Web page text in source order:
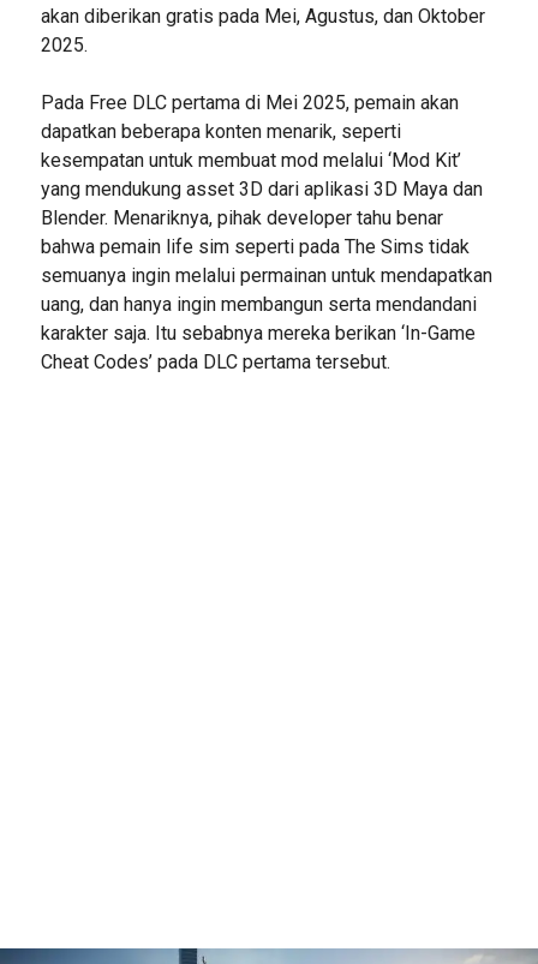
akan diberikan gratis pada Mei, Agustus, dan Oktober
2025.
Pada Free DLC pertama di Mei 2025, pemain akan
dapatkan beberapa konten menarik, seperti
kesempatan untuk membuat mod melalui ‘Mod Kit’
yang mendukung asset 3D dari aplikasi 3D Maya dan
Blender. Menariknya, pihak developer tahu benar
bahwa pemain life sim seperti pada The Sims tidak
semuanya ingin melalui permainan untuk mendapatkan
uang, dan hanya ingin membangun serta mendandani
karakter saja. Itu sebabnya mereka berikan ‘In-Game
Cheat Codes’ pada DLC pertama tersebut.